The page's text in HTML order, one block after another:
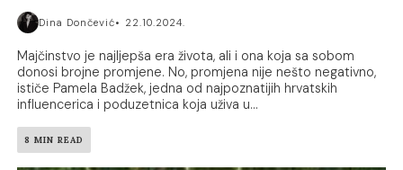
Dina Dončević 22.10.2024.
Majčinstvo je najljepša era života, ali i ona koja sa sobom
donosi brojne promjene. No, promjena nije nešto negativno,
ističe Pamela Badžek, jedna od najpoznatijih hrvatskih
influencerica i poduzetnica koja uživa u...
8 MIN READ